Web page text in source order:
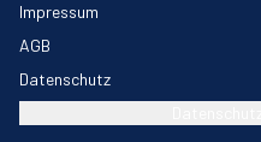
Impressum
AGB
Datenschutz